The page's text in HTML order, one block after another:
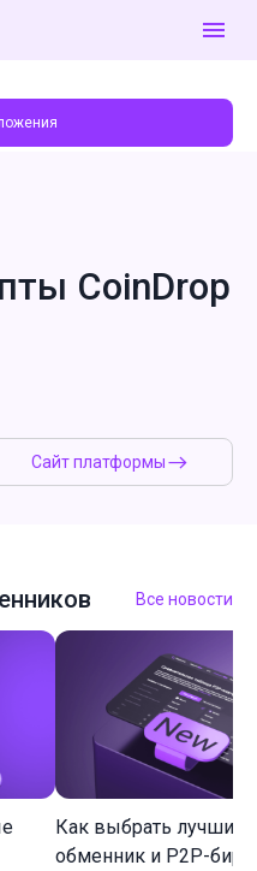
Сайт платформы
CoinDrop
Все новости
Как выбрать лучший
обменник и P2P-